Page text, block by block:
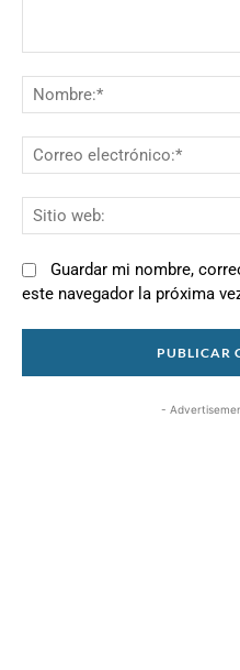
Guardar mi nombre,
este navegador la próxima
-